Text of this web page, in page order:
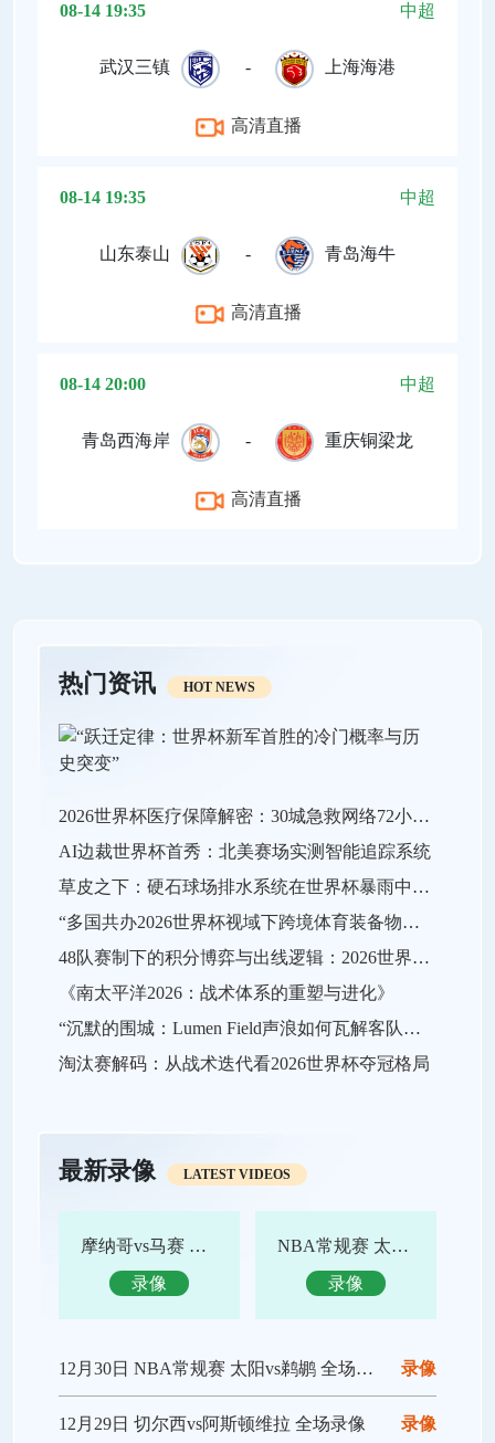
08-14 19:35 中超
武汉三镇 - 上海海港
高清直播
08-14 19:35 中超
山东泰山 - 青岛海牛
高清直播
08-14 20:00 中超
青岛西海岸 - 重庆铜梁龙
高清直播
热门资讯 HOT NEWS
2026世界杯医疗保障解密：30城急救网络72小时全域激活
AI边裁世界杯首秀：北美赛场实测智能追踪系统
草皮之下：硬石球场排水系统在世界杯暴雨中的极限生存战
“多国共办2026世界杯视域下跨境体育装备物流效能的关键瓶颈与系统优化策略”
48队赛制下的积分博弈与出线逻辑：2026世界杯小组赛战略推演
《南太平洋2026：战术体系的重塑与进化》
“沉默的围城：Lumen Field声浪如何瓦解客队进攻，及2026世界杯的应对之策”
淘汰赛解码：从战术迭代看2026世界杯夺冠格局
最新录像 LATEST VIDEOS
摩纳哥vs马赛 全场录像回放
录像
NBA常规赛 太阳vs鹈鹕 全场集锦
录像
录像
12月30日 NBA常规赛 太阳vs鹈鹕 全场录像回放
录像
12月29日 切尔西vs阿斯顿维拉 全场录像